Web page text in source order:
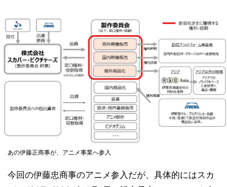
あの伊藤正商事が、アニメ事業へ参入
今回の伊藤忠商事のアニメ参入だが、具体的にはスカ